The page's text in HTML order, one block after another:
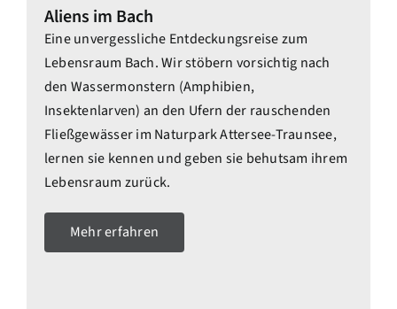
Aliens im Bach
Eine unvergessliche Entdeckungsreise zum
Lebensraum Bach. Wir stöbern vorsichtig nach
den Wassermonstern (Amphibien,
Insektenlarven) an den Ufern der rauschenden
Fließgewässer im Naturpark Attersee-Traunsee,
lernen sie kennen und geben sie behutsam ihrem
Lebensraum zurück.
Mehr erfahren